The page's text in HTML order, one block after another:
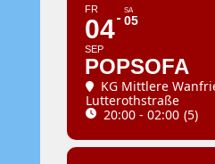
FR
04
SEP
SA
05
POPSOFA
KG Mittlere
Lutterothstraße
20:00 - 02:00 (5)